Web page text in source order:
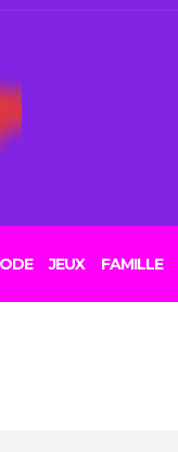
JEUX FAMILLE